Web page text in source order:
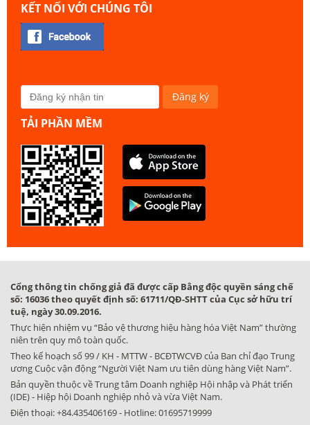
KẾT NỐI VỚI CHÚNG TÔI
TẢI PHẦN MỀM
Cổng thông tin chống giả đã được cấp Bằng độc quyền sáng chế
số: 16036 theo quyết định số: 61711/QĐ-SHTT của Cục sở hữu trí
tuệ, ngày 30.09.2016.
Thực hiện nhiệm vụ “Bảo vệ thương hiệu hàng hóa Việt Nam” thường
niên trên quy mô toàn quốc.
Theo kế hoạch số 99 / KH - MTTW - BCĐTWCVĐ của Ban chỉ đạo Trung
ương Cuộc vận động “Người Việt Nam ưu tiên dùng hàng Việt Nam”.
Bản quyền thuộc về Trung tâm Doanh nghiệp Hội nhập và Phát triển
(IDE) - Hiệp hội Doanh nghiệp nhỏ và vừa Việt Nam.
Điện thoại:+84.435406169- Hotline:01695719999